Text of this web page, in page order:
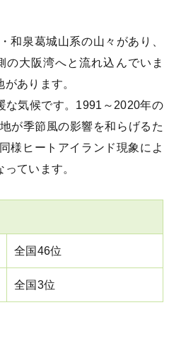
和泉葛城山系の山々があり、
大阪湾へと流れ込んでいま
あります。
な気候です。1991～2020年の
が季節風の影響を和らげるた
様ヒートアイランド現象によ
ています。
全国46位
全国3位